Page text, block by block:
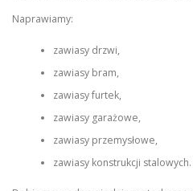
Naprawiamy:
zawiasy drzwi,
zawiasy bram,
zawiasy furtek,
zawiasy garażowe,
zawiasy przemysłowe,
zawiasy konstrukcji stalowych.